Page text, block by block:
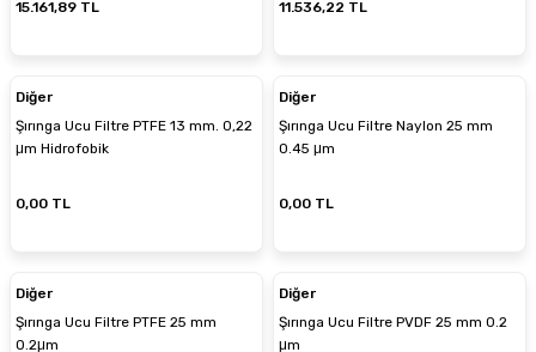
15.161,89 TL 11.536,22 TL
Diğer
Şırınga Ucu Filtre PTFE 13 mm. 0,22
μm Hidrofobik
0,00 TL
Diğer
Şırınga Ucu Filtre Naylon 25 mm
0.45 μm
0,00 TL
Diğer
Şırınga Ucu Filtre PTFE 25 mm
0.2μm
Diğer
Şırınga Ucu Filtre PVDF 25 mm 0.2
μm